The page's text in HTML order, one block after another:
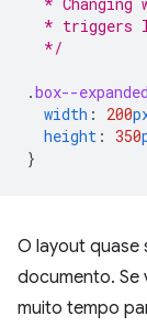
* triggers
  */
.box--expanded
width : 200
height : 350
}
O layout
documento. Se
muito tempo